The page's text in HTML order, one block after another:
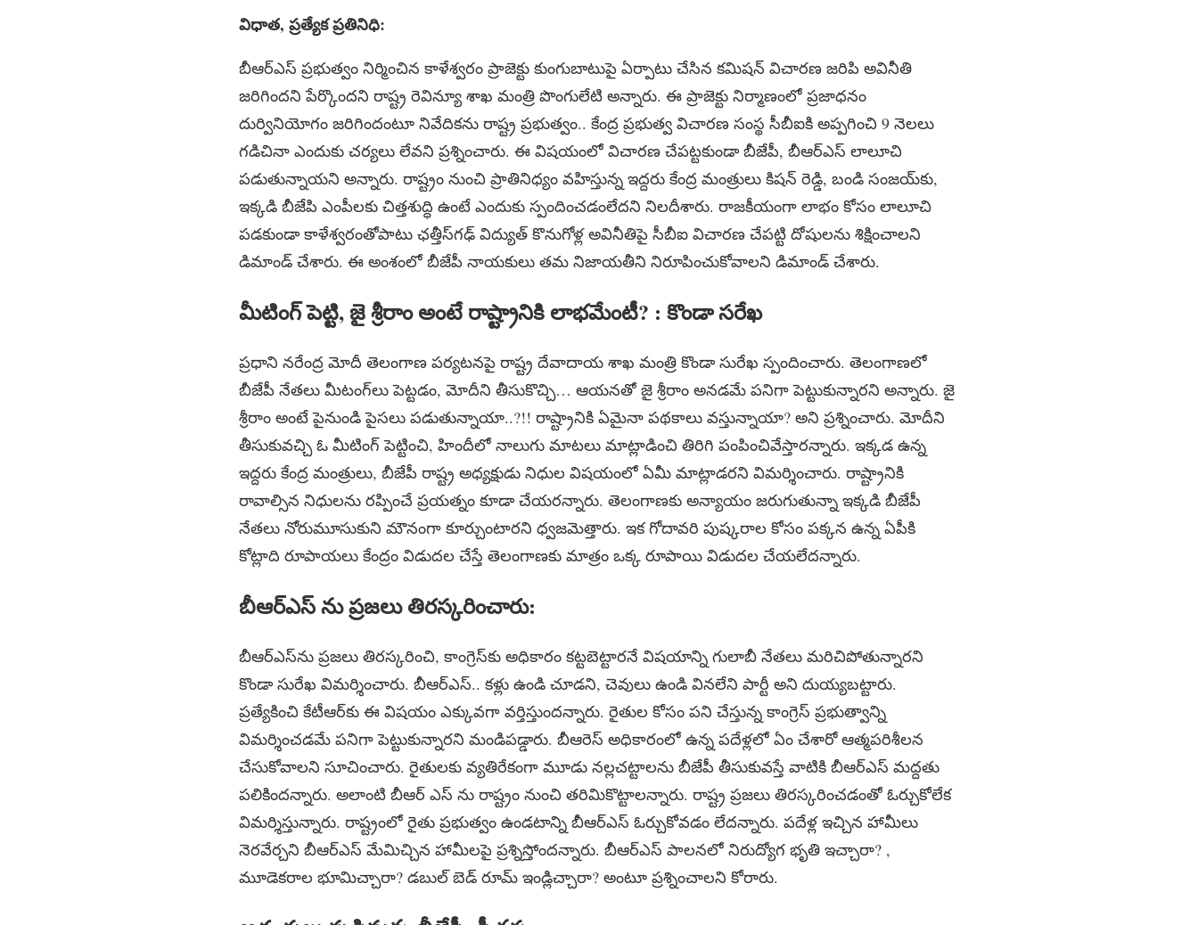
విధాత, ప్రత్యేక ప్రతినిధి:
బీఆర్ఎస్ ప్రభుత్వం నిర్మించిన కాళేశ్వరం ప్రాజెక్టు కుంగుబాటుపై ఏర్పాటు చేసిన కమిషన్ విచారణ జరిపి అవినీతి
జరిగిందని పేర్కొందని రాష్ట్ర రెవిన్యూ శాఖ మంత్రి పొంగులేటి అన్నారు. ఈ ప్రాజెక్టు నిర్మాణంలో ప్రజాధనం
దుర్వినియోగం జరిగిందంటూ నివేదికను రాష్ట్ర ప్రభుత్వం.. కేంద్ర ప్రభుత్వ విచారణ సంస్థ సీబీఐకి అప్పగించి 9 నెలలు
గడిచినా ఎందుకు చర్యలు లేవని ప్రశ్నించారు. ఈ విషయంలో విచారణ చేపట్టకుండా బీజేపీ, బీఆర్ఎస్ లాలూచి
పడుతున్నాయని అన్నారు. రాష్ట్రం నుంచి ప్రాతినిధ్యం వహిస్తున్న ఇద్దరు కేంద్ర మంత్రులు కిషన్ రెడ్డి, బండి సంజయ్‌కు,
ఇక్కడి బీజేపి ఎంపీలకు చిత్తశుద్ధి ఉంటే ఎందుకు స్పందించడంలేదని నిలదీశారు. రాజకీయంగా లాభం కోసం లాలూచి
పడకుండా కాళేశ్వరంతోపాటు ఛత్తీస్‌గఢ్‌ విద్యుత్ కొనుగోళ్ల అవినీతిపై సీబీఐ విచారణ చేపట్టి దోషులను శిక్షించాలని
డిమాండ్ చేశారు. ఈ అంశంలో బీజేపీ నాయకులు తమ నిజాయతీని నిరూపించుకోవాలని డిమాండ్ చేశారు.
మీటింగ్ పెట్టి, జై శ్రీరాం అంటే రాష్ట్రానికి లాభమేంటీ? : కొండా సరేఖ
ప్రధాని నరేంద్ర మోదీ తెలంగాణ పర్యటనపై రాష్ట్ర దేవాదాయ శాఖ మంత్రి కొండా సురేఖ స్పందించారు. తెలంగాణలో
బీజేపీ నేతలు మీటంగ్‍లు పెట్టడం, మోదీని తీసుకొచ్చి… ఆయనతో జై శ్రీరాం అనడమే పనిగా పెట్టుకున్నారని అన్నారు. జై
శ్రీరాం అంటే పైనుండి పైసలు పడుతున్నాయా..?!! రాష్ట్రానికి ఏమైనా పథకాలు వస్తున్నాయా? అని ప్రశ్నించారు. మోదీని
తీసుకువచ్చి ఓ మీటింగ్ పెట్టించి, హిందీలో నాలుగు మాటలు మాట్లాడించి తిరిగి పంపించివేస్తారన్నారు. ఇక్కడ ఉన్న
ఇద్దరు కేంద్ర మంత్రులు, బీజేపీ రాష్ట్ర అధ్యక్షుడు నిధుల విషయంలో ఏమీ మాట్లాడరని విమర్శించారు. రాష్ట్రానికి
రావాల్సిన నిధులను రప్పించే ప్రయత్నం కూడా చేయరన్నారు. తెలంగాణకు అన్యాయం జరుగుతున్నా ఇక్కడి బీజేపీ
నేతలు నోరుమూసుకుని మౌనంగా కూర్చుంటారని ధ్వజమెత్తారు. ఇక గోదావరి పుష్కరాల కోసం పక్కన ఉన్న ఏపీకి
కోట్లాది రూపాయలు కేంద్రం విడుదల చేస్తే తెలంగాణకు మాత్రం ఒక్క రూపాయి విడుదల చేయలేదన్నారు.
బీఆర్ఎస్ ను ప్రజలు తిరస్కరించారు:
బీఆర్ఎస్‌ను ప్రజలు తిరస్కరించి, కాంగ్రెస్‌కు అధికారం కట్టబెట్టారనే విషయాన్ని గులాబీ నేతలు మరిచిపోతున్నారని
కొండా సురేఖ విమర్శించారు. బీఆర్ఎస్.. కళ్లు ఉండి చూడని, చెవులు ఉండి వినలేని పార్టీ అని దుయ్యబట్టారు.
ప్రత్యేకించి కేటీఆర్‌కు ఈ విషయం ఎక్కువగా వర్తిస్తుందన్నారు. రైతుల కోసం పని చేస్తున్న కాంగ్రెస్ ప్రభుత్వాన్ని
విమర్శించడమే పనిగా పెట్టుకున్నారని మండిపడ్డారు. బీఆరెస్‌ అధికారంలో ఉన్న పదేళ్లలో ఏం చేశారో ఆత్మపరిశీలన
చేసుకోవాలని సూచించారు. రైతులకు వ్యతిరేకంగా మూడు నల్లచట్టాలను బీజేపీ తీసుకువస్తే వాటికి బీఆర్ఎస్ మద్దతు
పలికిందన్నారు. అలాంటి బీఆర్ ఎస్ ను రాష్ట్రం నుంచి తరిమికొట్టాలన్నారు. రాష్ట్ర ప్రజలు తిరస్కరించడంతో ఓర్చుకోలేక
విమర్శిస్తున్నారు. రాష్ట్రంలో రైతు ప్రభుత్వం ఉండటాన్ని బీఆర్ఎస్ ఓర్చుకోవడం లేదన్నారు. పదేళ్ల ఇచ్చిన హామీలు
నెరవేర్చని బీఆర్ఎస్ మేమిచ్చిన హామీలపై ప్రశ్నిస్తోందన్నారు. బీఆర్ఎస్ పాలనలో నిరుద్యోగ భృతి ఇచ్చారా? ,
మూడెకరాల భూమిచ్చారా? డబుల్ బెడ్ రూమ్ ఇండ్లిచ్చారా? అంటూ ప్రశ్నించాలని కోరారు.